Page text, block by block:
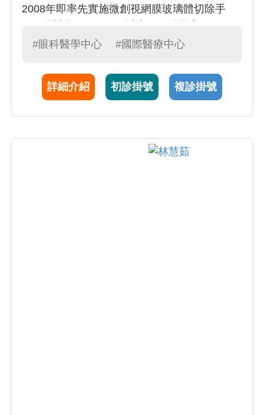
2008年即率先實施微創視網膜玻璃體切除手
#眼科醫學中心
#國際醫療中心
詳細介紹 初診掛號 複診掛號